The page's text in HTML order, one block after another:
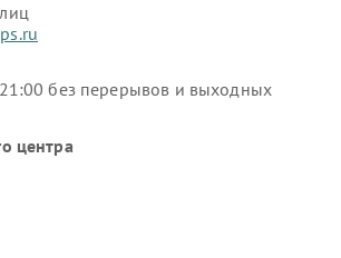
без перерывов и выходных
центра